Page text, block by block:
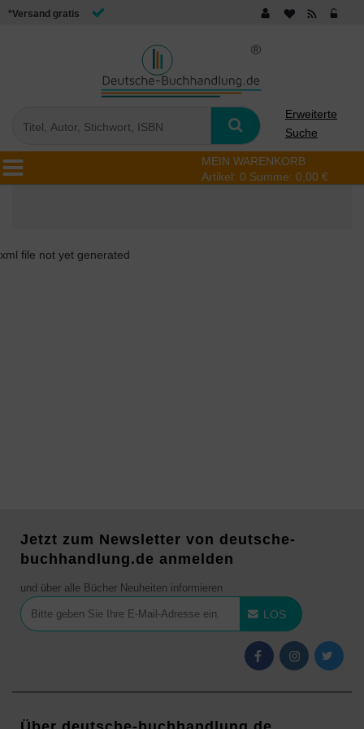
*Versand gratis
Erweiterte
Suche
MEIN WARENKORB
Artikel: 0 Summe: 0,00 €
xml file not yet generated
Jetzt zum Newsletter von deutsche-
buchhandlung.de anmelden
und über alle Bücher Neuheiten informieren
LOS